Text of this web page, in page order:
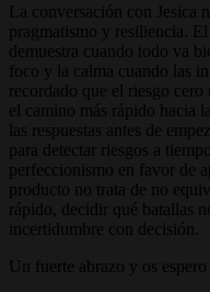
La conversación con Jesica
pragmatismo y resiliencia.
demuestra cuando todo va
foco y la calma cuando las
recordado que el riesgo
el camino más rápido hacia
las respuestas antes de
para detectar riesgos a
perfeccionismo en favor de
producto no trata de no
rápido, decidir qué batallas
incertidumbre con decisión.
Un fuerte abrazo y os espero